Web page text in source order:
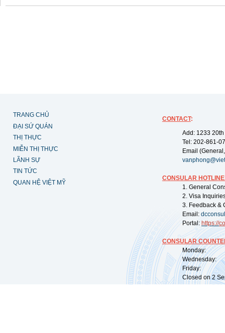
TRANG CHỦ
ĐẠI SỨ QUÁN
THỊ THỰC
MIỄN THỊ THỰC
LÃNH SỰ
TIN TỨC
QUAN HỆ VIỆT MỸ
CONTACT:
Add: 1233
Tel: 202-861-
Email
CONSULAR
1. General
2. Visa
3. Feedback &
Email:
Portal: https://
CONSULAR
Monday:
Wednesday:
Friday:
Closed on 2